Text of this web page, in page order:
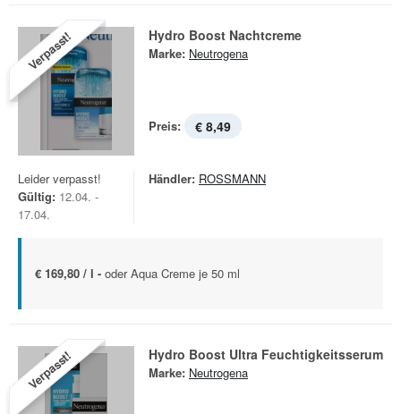
Verpasst! Hydro Boost Nachtcreme
Marke: Neutrogena
Preis: € 8,49
Leider verpasst!
Gültig: 12.04. -
17.04.
Händler: ROSSMANN
€ 169,80 / l - oder Aqua Creme je 50 ml
Verpasst! Hydro Boost Ultra Feuchtigkeitsserum
Marke: Neutrogena